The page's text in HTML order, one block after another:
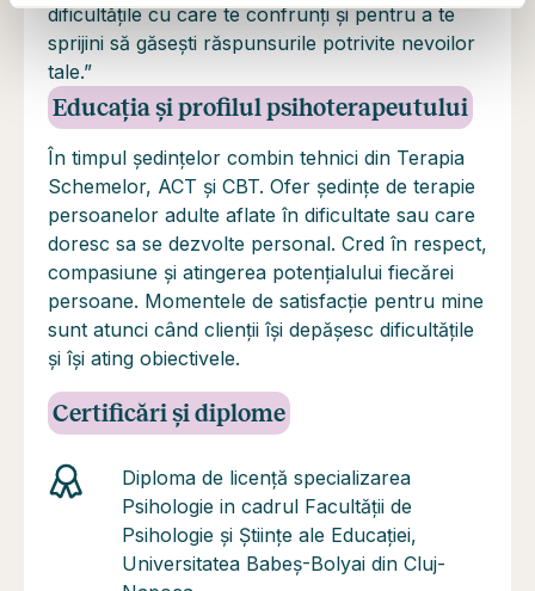
dificultățile cu care te confrunți și pentru a te
sprijini să găsești răspunsurile potrivite nevoilor
tale.”
Educația și profilul psihoterapeutului
În timpul ședințelor combin tehnici din Terapia
Schemelor, ACT și CBT. Ofer ședințe de terapie
persoanelor adulte aflate în dificultate sau care
doresc sa se dezvolte personal. Cred în respect,
compasiune și atingerea potențialului fiecărei
persoane. Momentele de satisfacție pentru mine
sunt atunci când clienții își depășesc dificultățile
și își ating obiectivele.
Certificări și diplome
Diploma de licență specializarea
Psihologie in cadrul Facultății de
Psihologie și Științe ale Educației,
Universitatea Babeș-Bolyai din Cluj-